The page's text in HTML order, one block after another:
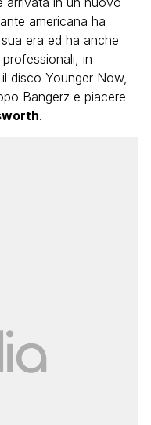
americana ha
era ed ha anche
in
disco Younger Now,
Bangerz e piacere
.